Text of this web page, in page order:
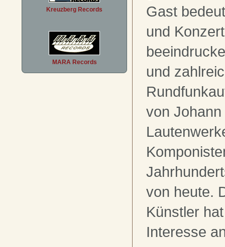
Kreuzberg Records
MARA Records
Gast
und
und
von
von heute.
Künstler
Interesse